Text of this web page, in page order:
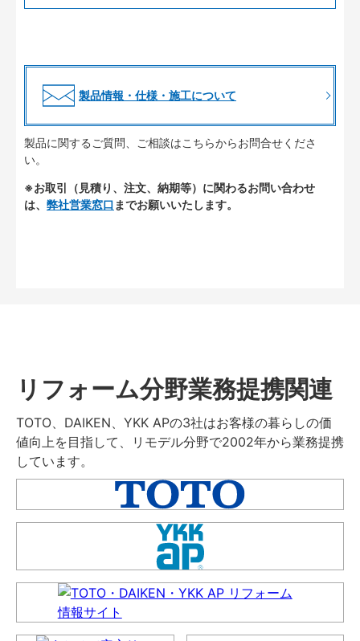
製品情報・仕様・施工について
製品に関するご質問、ご相談はこちらからお問合せくださ
い。
※お取引（見積り、注文、納期等）に関わるお問い合わせ
は、 弊社営業窓口 までお願いいたします。
リフォーム分野業務提携関連
TOTO、DAIKEN、YKK APの3社はお客様の暮らしの価
値向上を目指して、リモデル分野で2002年から業務提携
しています。